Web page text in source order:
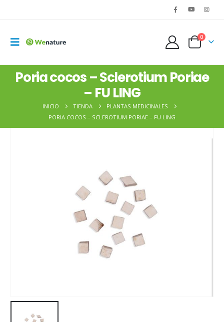
0
Poria cocos – Sclerotium Poriae
– FU LING
INICIO TIENDA
PLANTAS MEDICINALES
PORIA COCOS – SCLEROTIUM PORIAE – FU LING